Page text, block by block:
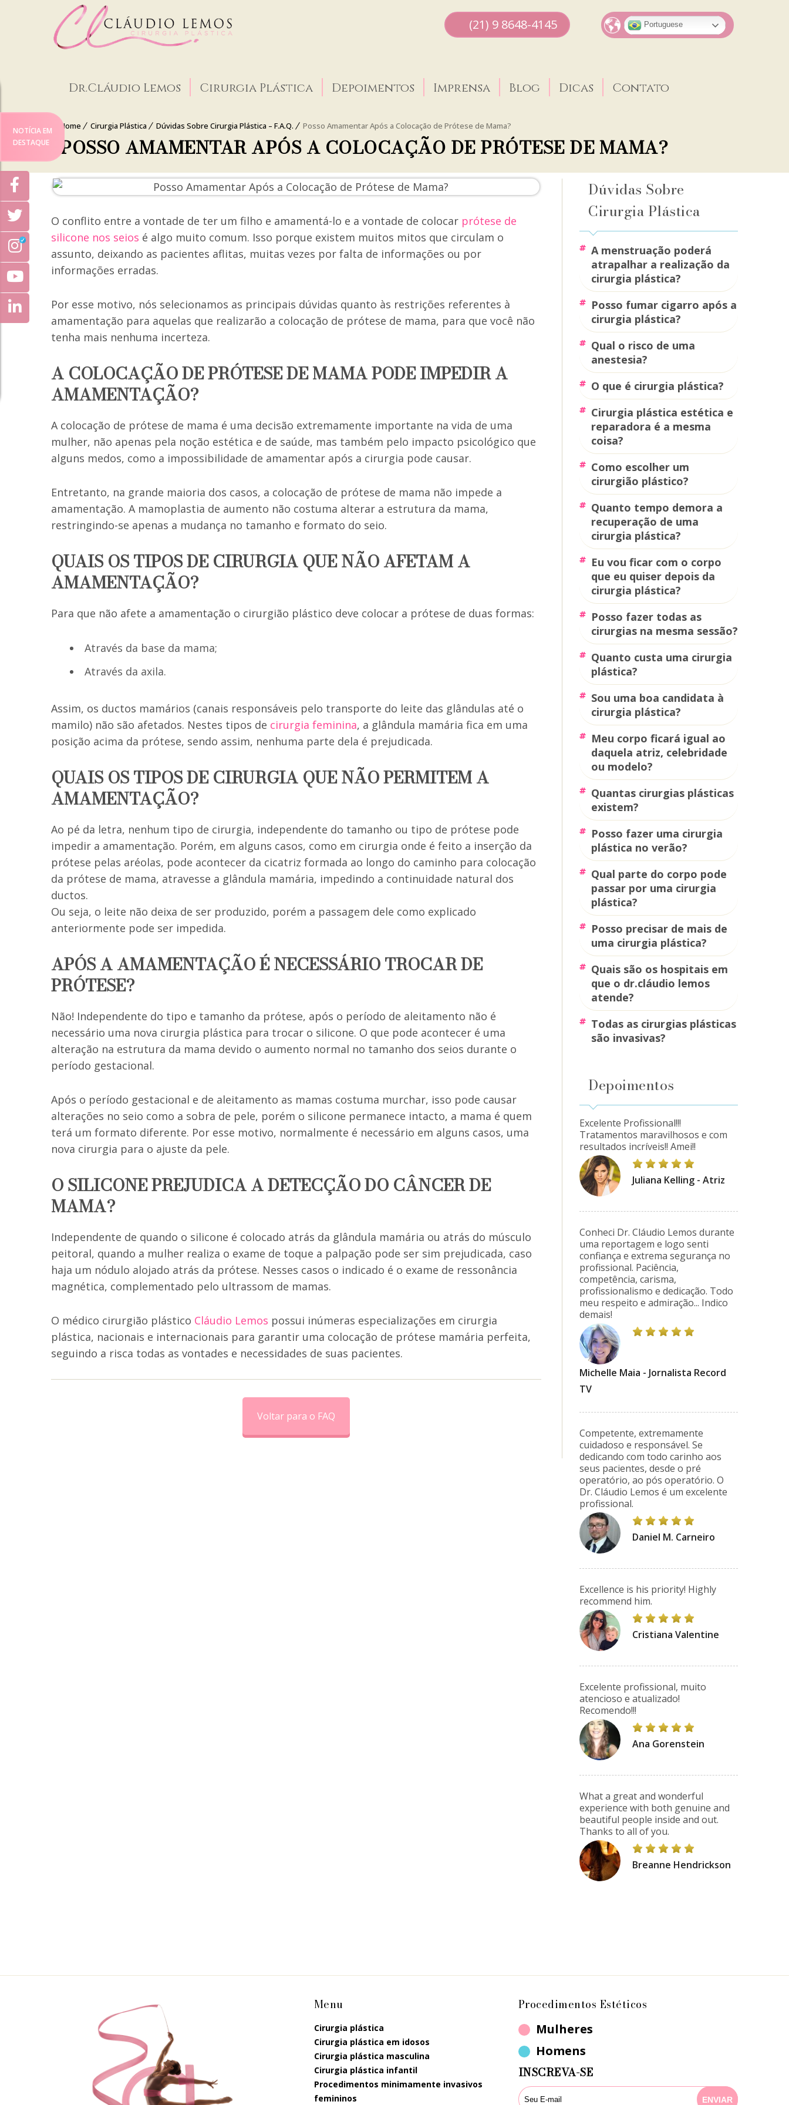
Portuguese
(21) 9 8648-4145
Dr.Cláudio Lemos Cirurgia Plástica Depoimentos Imprensa Blog Dicas Contato
Home Cirurgia Plástica Dúvidas Sobre Cirurgia Plástica – F.A.Q. Posso Amamentar Após a Colocação de Prótese de Mama?
POSSO AMAMENTAR APÓS A COLOCAÇÃO DE PRÓTESE DE MAMA?
O conflito entre a vontade de ter um filho e amamentá-lo e a vontade de colocar prótese de
silicone nos seios é algo muito comum. Isso porque existem muitos mitos que circulam o
assunto, deixando as pacientes aflitas, muitas vezes por falta de informações ou por
informações erradas.
Por esse motivo, nós selecionamos as principais dúvidas quanto às restrições referentes à
amamentação para aquelas que realizarão a colocação de prótese de mama, para que você não
tenha mais nenhuma incerteza.
A COLOCAÇÃO DE PRÓTESE DE MAMA PODE IMPEDIR A
AMAMENTAÇÃO?
A colocação de prótese de mama é uma decisão extremamente importante na vida de uma
mulher, não apenas pela noção estética e de saúde, mas também pelo impacto psicológico que
alguns medos, como a impossibilidade de amamentar após a cirurgia pode causar.
Entretanto, na grande maioria dos casos, a colocação de prótese de mama não impede a
amamentação. A mamoplastia de aumento não costuma alterar a estrutura da mama,
restringindo-se apenas a mudança no tamanho e formato do seio.
QUAIS OS TIPOS DE CIRURGIA QUE NÃO AFETAM A
AMAMENTAÇÃO?
Para que não afete a amamentação o cirurgião plástico deve colocar a prótese de duas formas:
Através da base da mama;
Através da axila.
Assim, os ductos mamários (canais responsáveis pelo transporte do leite das glândulas até o
mamilo) não são afetados. Nestes tipos de cirurgia feminina, a glândula mamária fica em uma
posição acima da prótese, sendo assim, nenhuma parte dela é prejudicada.
QUAIS OS TIPOS DE CIRURGIA QUE NÃO PERMITEM A
AMAMENTAÇÃO?
Ao pé da letra, nenhum tipo de cirurgia, independente do tamanho ou tipo de prótese pode
impedir a amamentação. Porém, em alguns casos, como em cirurgia onde é feito a inserção da
prótese pelas aréolas, pode acontecer da cicatriz formada ao longo do caminho para colocação
da prótese de mama, atravesse a glândula mamária, impedindo a continuidade natural dos
ductos.
Ou seja, o leite não deixa de ser produzido, porém a passagem dele como explicado
anteriormente pode ser impedida.
APÓS A AMAMENTAÇÃO É NECESSÁRIO TROCAR DE
PRÓTESE?
Não! Independente do tipo e tamanho da prótese, após o período de aleitamento não é
necessário uma nova cirurgia plástica para trocar o silicone. O que pode acontecer é uma
alteração na estrutura da mama devido o aumento normal no tamanho dos seios durante o
período gestacional.
Após o período gestacional e de aleitamento as mamas costuma murchar, isso pode causar
alterações no seio como a sobra de pele, porém o silicone permanece intacto, a mama é quem
terá um formato diferente. Por esse motivo, normalmente é necessário em alguns casos, uma
nova cirurgia para o ajuste da pele.
O SILICONE PREJUDICA A DETECÇÃO DO CÂNCER DE
MAMA?
Independente de quando o silicone é colocado atrás da glândula mamária ou atrás do músculo
peitoral, quando a mulher realiza o exame de toque a palpação pode ser sim prejudicada, caso
haja um nódulo alojado atrás da prótese. Nesses casos o indicado é o exame de ressonância
magnética, complementado pelo ultrassom de mamas.
O médico cirurgião plástico Cláudio Lemos possui inúmeras especializações em cirurgia
plástica, nacionais e internacionais para garantir uma colocação de prótese mamária perfeita,
seguindo a risca todas as vontades e necessidades de suas pacientes.
Voltar para o FAQ
Dúvidas Sobre
Cirurgia Plástica
a menstruação poderá
atrapalhar a realização da
cirurgia plástica?
posso fumar cigarro após a
cirurgia plástica?
qual o risco de uma
anestesia?
o que é cirurgia plástica?
cirurgia plástica estética e
reparadora é a mesma
coisa?
como escolher um
cirurgião plástico?
quanto tempo demora a
recuperação de uma
cirurgia plástica?
eu vou ficar com o corpo
que eu quiser depois da
cirurgia plástica?
posso fazer todas as
cirurgias na mesma sessão?
quanto custa uma cirurgia
plástica?
sou uma boa candidata à
cirurgia plástica?
meu corpo ficará igual ao
daquela atriz, celebridade
ou modelo?
quantas cirurgias plásticas
existem?
posso fazer uma cirurgia
plástica no verão?
qual parte do corpo pode
passar por uma cirurgia
plástica?
posso precisar de mais de
uma cirurgia plástica?
quais são os hospitais em
que o dr.cláudio lemos
atende?
todas as cirurgias plásticas
são invasivas?
Depoimentos
Excelente Profissional!!!
Tratamentos maravilhosos e com
resultados incríveis!! Amei!!
Juliana Kelling - Atriz
Conheci Dr. Cláudio Lemos durante
uma reportagem e logo senti
confiança e extrema segurança no
profissional. Paciência,
competência, carisma,
profissionalismo e dedicação. Todo
meu respeito e admiração... Indico
demais!
Michelle Maia - Jornalista Record
TV
Competente, extremamente
cuidadoso e responsável. Se
dedicando com todo carinho aos
seus pacientes, desde o pré
operatório, ao pós operatório. O
Dr. Cláudio Lemos é um excelente
profissional.
Daniel M. Carneiro
Excellence is his priority! Highly
recommend him.
Cristiana Valentine
Excelente profissional, muito
atencioso e atualizado!
Recomendo!!!
Ana Gorenstein
What a great and wonderful
experience with both genuine and
beautiful people inside and out.
Thanks to all of you.
Breanne Hendrickson
Menu
cirurgia plástica
cirurgia plástica em idosos
cirurgia plástica masculina
cirurgia plástica infantil
procedimentos minimamente invasivos
femininos
Procedimentos Estéticos
Mulheres
Homens
INSCREVA-SE
NOTÍCIA EM
DESTAQUE